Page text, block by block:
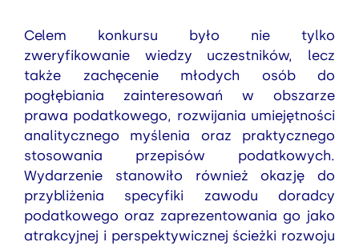
Celem konkursu było nie tylko
zweryfikowanie wiedzy uczestników, lecz
także zachęcenie młodych osób do
pogłębiania zainteresowań w obszarze
prawa podatkowego, rozwijania umiejętności
analitycznego myślenia oraz praktycznego
stosowania przepisów podatkowych.
Wydarzenie stanowiło również okazję do
przybliżenia specyfiki zawodu doradcy
podatkowego oraz zaprezentowania go jako
atrakcyjnej i perspektywicznej ścieżki rozwoju